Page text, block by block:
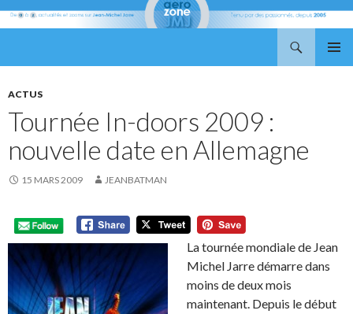
CONTENU
ACTUS
Tournée In-doors 2009 :
nouvelle date en Allemagne
15 MARS 2009 JEANBATMAN
La tournée mondiale de Jean
Michel Jarre démarre dans
moins de deux mois
maintenant. Depuis le début